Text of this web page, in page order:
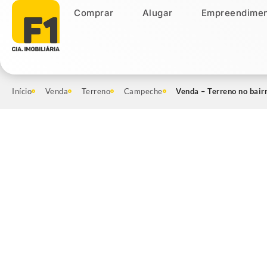
Comprar Alugar
Comprar Alugar
Início Venda Terreno Campeche Venda – Terreno no